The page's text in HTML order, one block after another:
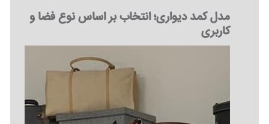
مدل کمد دیواری؛ انتخاب بر اساس نوع فضا و
کاربری